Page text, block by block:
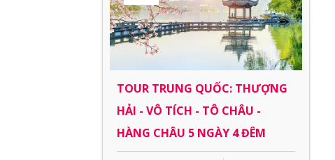
TOUR TRUNG QUỐC: THƯỢNG
HẢI - VÔ TÍCH - TÔ CHÂU -
HÀNG CHÂU 5 NGÀY 4 ĐÊM